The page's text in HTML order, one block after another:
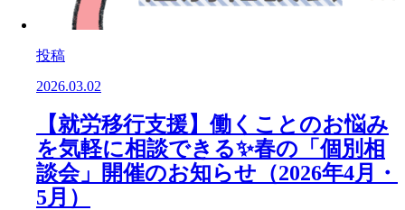
投稿
2026.03.02
【就労移行支援】働くことのお悩み
を気軽に相談できる✨春の「個別相
談会」開催のお知らせ（2026年4月・
5月）